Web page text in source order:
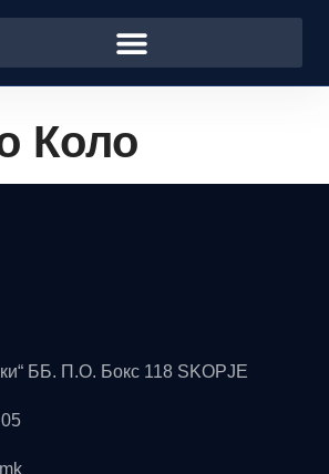
Коло
ББ. П.О. Бокс 118 SKOPJE